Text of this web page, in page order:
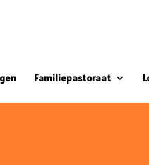
Familiepastoraat